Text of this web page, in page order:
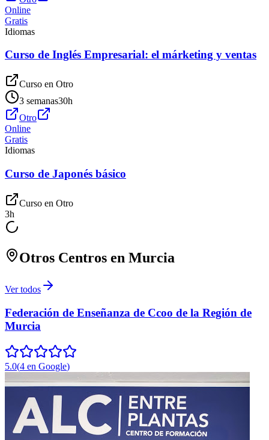
Online
Gratis
Idiomas
Curso de Inglés Empresarial: el márketing y ventas
Curso en Otro
3 semanas30h
Otro
Online
Gratis
Idiomas
Curso de Japonés básico
Curso en Otro
3h
Otros Centros en Murcia
Ver todos
Federación de Enseñanza de Ccoo de la Región de
Murcia
5.0(4 en Google)